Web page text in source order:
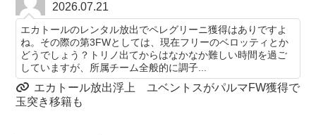
2026.07.21
エカトールのレンタル放出でペレグリーニ獲得はありですよ
ね。その際の第3FWとしては、現在フリーのベロッティとか
どうでしょう？トリノ出てからはなかなか難しい時間を過ご
していますが、所属チーム全般的に調子...
エカトール放出浮上 ユベントスがパルマFW獲得で
玉突き移籍も